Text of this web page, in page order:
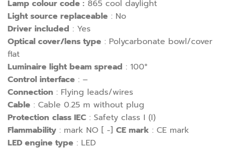
Lamp colour code : 865 cool daylight
Light source replaceable : No
Driver included : Yes
Optical cover/lens type : Polycarbonate bowl/cover
flat
Luminaire light beam spread : 100°
Control interface : –
Connection : Flying leads/wires
Cable : Cable 0.25 m without plug
Protection class IEC : Safety class I (I)
Flammability : mark NO [ -] CE mark : CE mark
LED engine type : LED